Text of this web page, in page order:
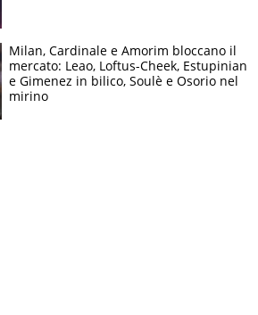
Milan, Cardinale e Amorim bloccano il
mercato: Leao, Loftus-Cheek, Estupinian
e Gimenez in bilico, Soulè e Osorio nel
mirino